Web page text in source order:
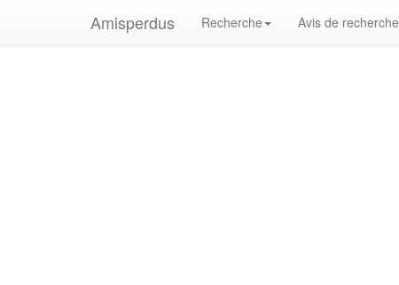
Amisperdus Recherche Avis de recherche